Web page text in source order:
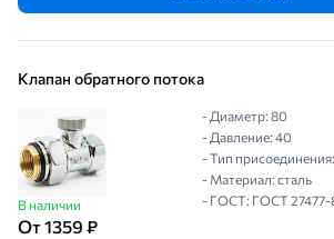
Клапан обратного потока
В наличии
От 1359 ₽
- Диаметр: 80
- Давление: 40
- Тип
- Материал: сталь
- ГОСТ: ГОСТ 27477-